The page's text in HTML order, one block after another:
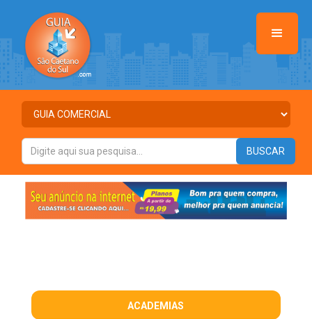
ACADEMIAS